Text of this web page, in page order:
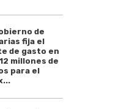
de
fija el
de gasto en
millones de
para el